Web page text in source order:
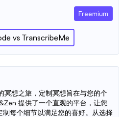
Freemium
vs TranscribeMe
冥想之旅，定制冥想旨在与您的个
提供了一个直观的平台，让您
每个细节以满足您的喜好。从选择